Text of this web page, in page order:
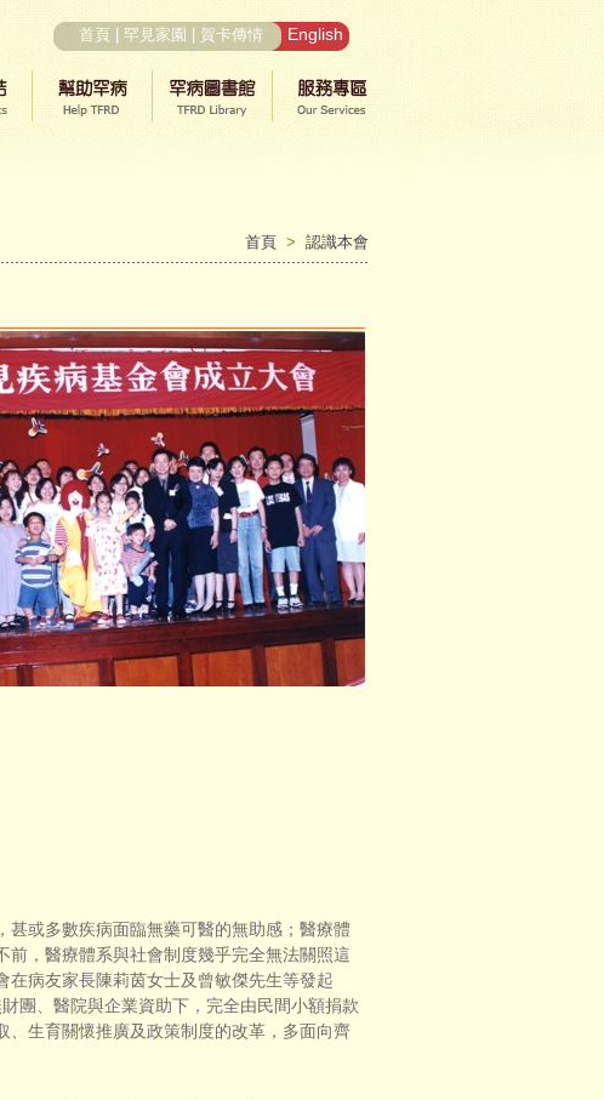
首頁 罕見家園 賀卡傳情 English
首頁 > 認識本會
或多數疾病面臨無藥可醫的無助感；醫療體
，醫療體系與社會制度幾乎完全無法關照這
病友家長陳莉茵女士及曾敏傑先生等發起
團、醫院與企業資助下，完全由民間小額捐款
、生育關懷推廣及政策制度的改革，多面向齊